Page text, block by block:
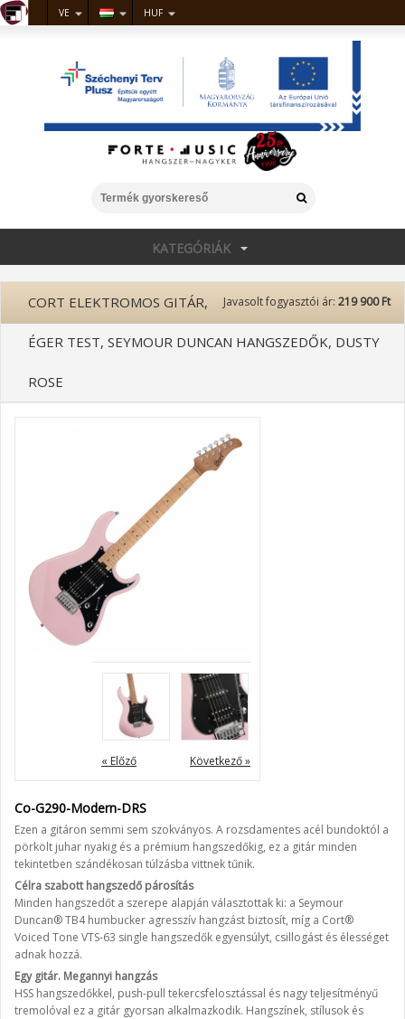
VE HUF
KATEGÓRIÁK
Javasolt fogyasztói ár: 219 900 Ft
CORT ELEKTROMOS GITÁR,
ÉGER TEST, SEYMOUR DUNCAN HANGSZEDŐK, DUSTY
ROSE
« Előző Következő »
Co-G290-Modern-DRS
Ezen a gitáron semmi sem szokványos. A rozsdamentes acél bundoktól a
pörkölt juhar nyakig és a prémium hangszedőkig, ez a gitár minden
tekintetben szándékosan túlzásba vittnek tűnik.
Célra szabott hangszedő párosítás
Minden hangszedőt a szerepe alapján választottak ki: a Seymour
Duncan® TB4 humbucker agresszív hangzást biztosít, míg a Cort®
Voiced Tone VTS-63 single hangszedők egyensúlyt, csillogást és élességet
adnak hozzá.
Egy gitár. Megannyi hangzás
HSS hangszedőkkel, push-pull tekercsfelosztással és nagy teljesítményű
tremolóval ez a gitár gyorsan alkalmazkodik. Hangszínek, stílusok és